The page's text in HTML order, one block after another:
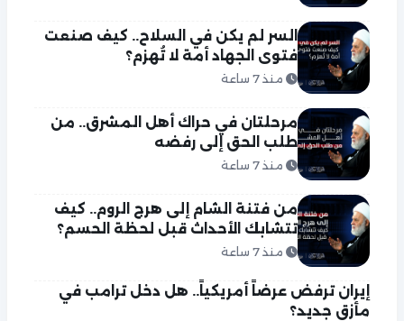
السر لم يكن في السلاح.. كيف صنعت
فتوى الجهاد أمة لا تُهزم؟
منذ 7 ساعة
مرحلتان في حراك أهل المشرق.. من
طلب الحق إلى رفضه
منذ 7 ساعة
من فتنة الشام إلى هرج الروم.. كيف
تتشابك الأحداث قبل لحظة الحسم؟
منذ 7 ساعة
إيران ترفض عرضاً أمريكياً.. هل دخل ترامب في
مأزق جديد؟